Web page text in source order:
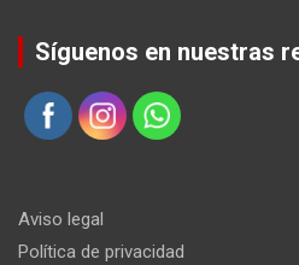
Síguenos en nuestras
Aviso legal
Política de privacidad